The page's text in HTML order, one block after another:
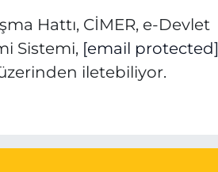
Hattı, CİMER, e-Devlet
Sistemi, [email protected]
iletebiliyor.